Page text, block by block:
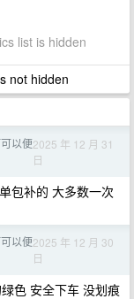
list is hidden
not hidden
以便2025 年 12 月 31
日
包补的 大多数一次
以便2025 年 12 月 30
日
色 安全下车 没划痕